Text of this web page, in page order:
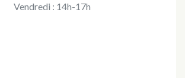
Vendredi : 14h-17h